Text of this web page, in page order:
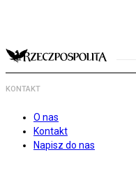
KONTAKT
O nas
Kontakt
Napisz do nas